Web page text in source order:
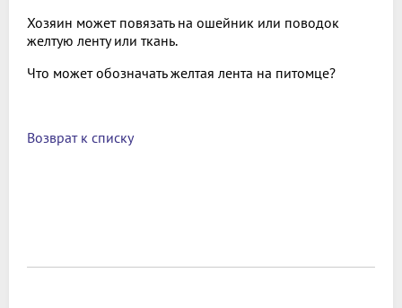
Хозяин может повязать на ошейник или поводок
желтую ленту или ткань.
Что может обозначать желтая лента на питомце?
Возврат к списку